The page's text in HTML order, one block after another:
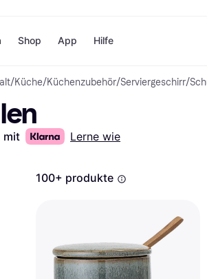
Zahlungsmethoden
Sofort bezahlen
Bezahle in 3
Teilzahlungen
Tagen
Ratenzahlung
Shopping
Shop
Shops
Temu
Kaufland.at
Shoppe
App Hilfe
/Küche/Küchenzubehör/Serviergeschirr/
mit Lerne wie
100+ produkte